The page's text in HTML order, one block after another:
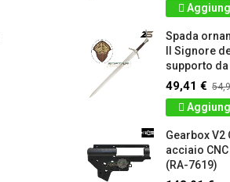
Spada
Il Signore
supporto
49,41 €
Gearbox V2
acciaio CNC
(RA-7619)